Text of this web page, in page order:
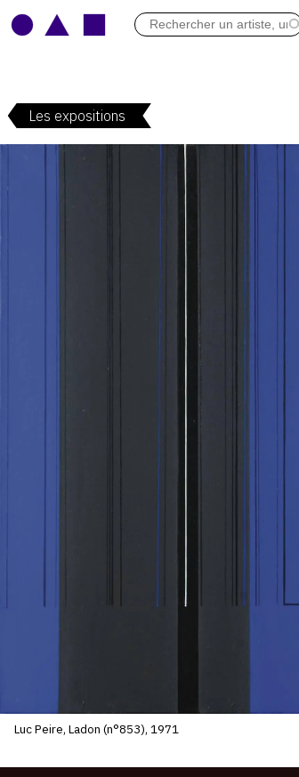
ARCHIVES DES
Les expositions
Luc Peire, Ladon (n°853), 1971